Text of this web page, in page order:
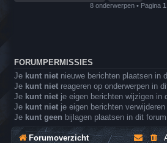
8 onderwerpen • Pagina 1
FORUMPERMISSIES
Je kunt niet nieuwe berichten plaatsen in
Je kunt niet reageren op onderwerpen in
Je kunt niet je eigen berichten wijzigen in
Je kunt niet je eigen berichten
Je kunt geen bijlagen plaatsen in dit forum
Forumoverzicht